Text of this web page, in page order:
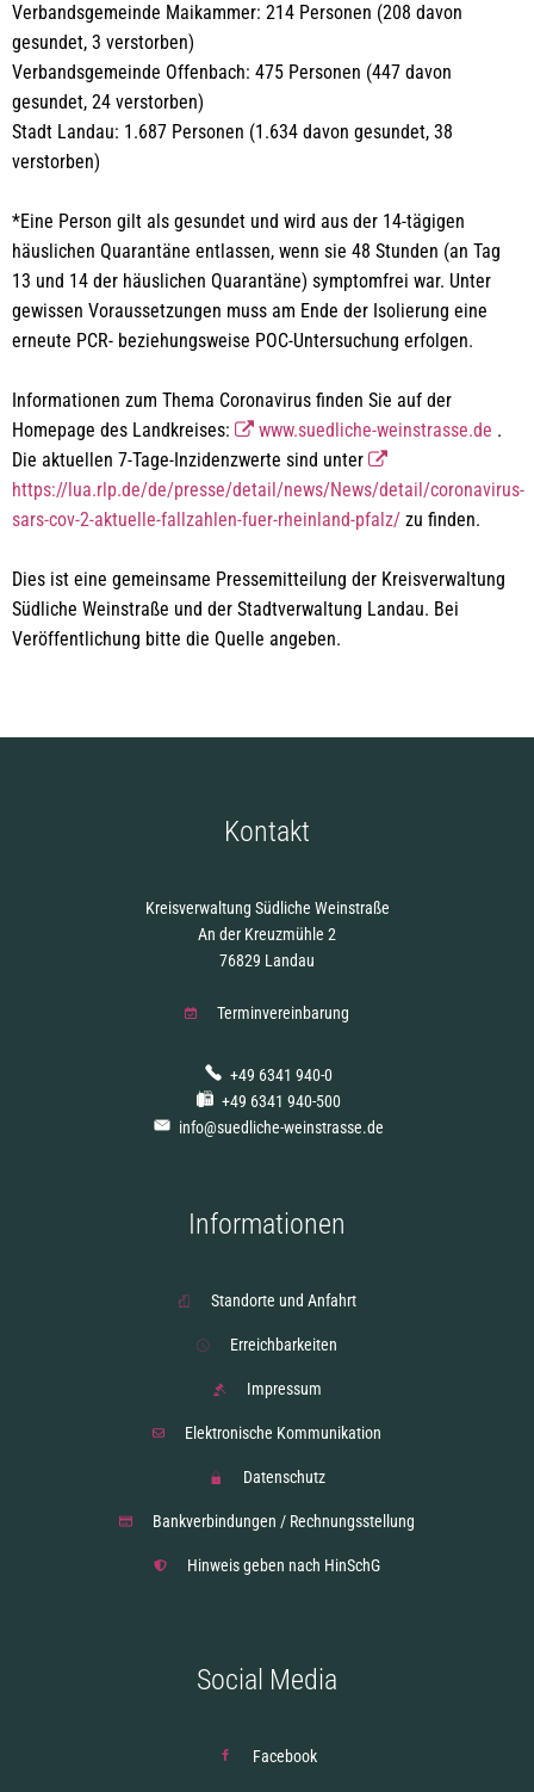
Verbandsgemeinde Maikammer: 214 Personen (208 davon
gesundet, 3 verstorben)
Verbandsgemeinde Offenbach: 475 Personen (447 davon
gesundet, 24 verstorben)
Stadt Landau: 1.687 Personen (1.634 davon gesundet, 38
verstorben)
*Eine Person gilt als gesundet und wird aus der 14-tägigen
häuslichen Quarantäne entlassen, wenn sie 48 Stunden (an Tag
13 und 14 der häuslichen Quarantäne) symptomfrei war. Unter
gewissen Voraussetzungen muss am Ende der Isolierung eine
erneute PCR- beziehungsweise POC-Untersuchung erfolgen.
Informationen zum Thema Coronavirus finden Sie auf der
Homepage des Landkreises:
www.suedliche-weinstrasse.de .
Die aktuellen 7-Tage-Inzidenzwerte sind unter
https://lua.rlp.de/de/presse/detail/news/News/detail/coronavirus-
sars-cov-2-aktuelle-fallzahlen-fuer-rheinland-pfalz/ zu finden.
Dies ist eine gemeinsame Pressemitteilung der Kreisverwaltung
Südliche Weinstraße und der Stadtverwaltung Landau. Bei
Veröffentlichung bitte die Quelle angeben.
Kontakt
Kreisverwaltung Südliche Weinstraße
An der Kreuzmühle 2
76829 Landau
Terminvereinbarung
+49 6341 940-0
+49 6341 940-500
info@suedliche-weinstrasse.de
Informationen
Standorte und Anfahrt
Erreichbarkeiten
Impressum
Elektronische Kommunikation
Datenschutz
Bankverbindungen / Rechnungsstellung
Hinweis geben nach HinSchG
Social Media
Facebook